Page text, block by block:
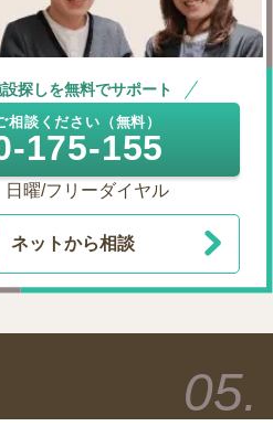
探しを無料でサポート
相談ください（無料）
175-155
曜/フリーダイヤル
ネットから相談